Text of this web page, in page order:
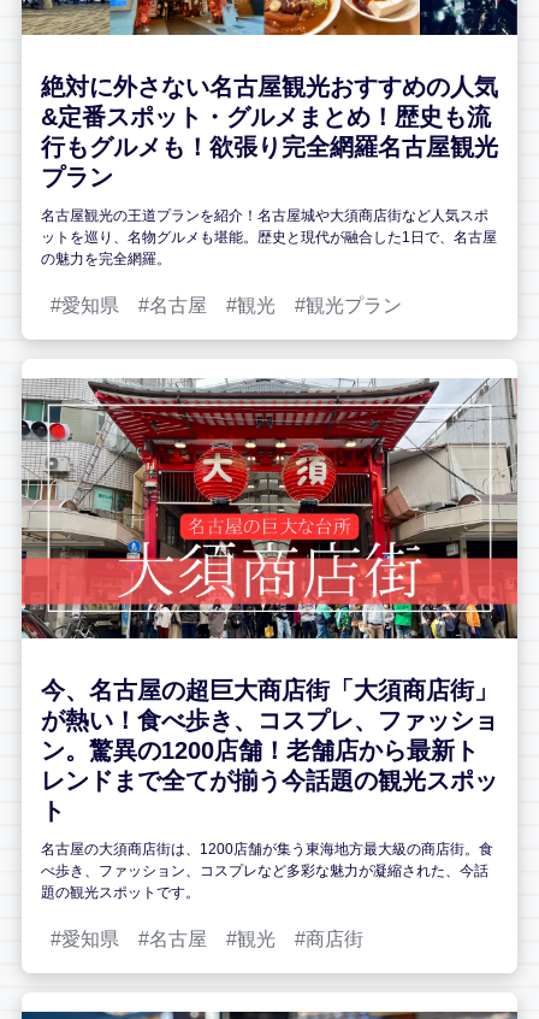
絶対に外さない名古屋観光おすすめの人気
&定番スポット・グルメまとめ！歴史も流
行もグルメも！欲張り完全網羅名古屋観光
プラン
名古屋観光の王道プランを紹介！名古屋城や大須商店街など人気スポ
ットを巡り、名物グルメも堪能。歴史と現代が融合した1日で、名古屋
の魅力を完全網羅。
愛知県 名古屋 観光 観光プラン
今、名古屋の超巨大商店街「大須商店街」
が熱い！食べ歩き、コスプレ、ファッショ
ン。驚異の1200店舗！老舗店から最新ト
レンドまで全てが揃う今話題の観光スポッ
ト
名古屋の大須商店街は、1200店舗が集う東海地方最大級の商店街。食
べ歩き、ファッション、コスプレなど多彩な魅力が凝縮された、今話
題の観光スポットです。
愛知県 名古屋 観光 商店街